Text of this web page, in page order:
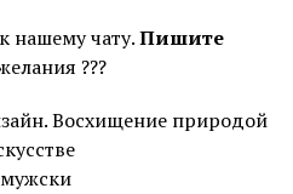
к нашему чату.Пишите
???
Восхищение природой